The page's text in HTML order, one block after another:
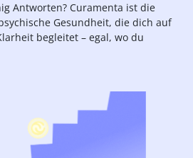
Antworten? Curamenta ist die
Gesundheit, die dich auf
begleitet – egal, wo du